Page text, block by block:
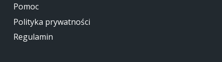
Pomoc
Polityka prywatności
Regulamin